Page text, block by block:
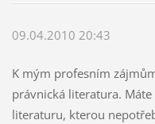
09.04.2010 20:43
K mým profesním
právnická literatura.
literaturu, kterou